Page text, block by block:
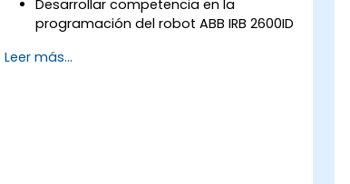
Desarrollar competencia en la
programación del robot ABB IRB 2600ID
Aprender a operar el robot ABB IRB
Leer más...